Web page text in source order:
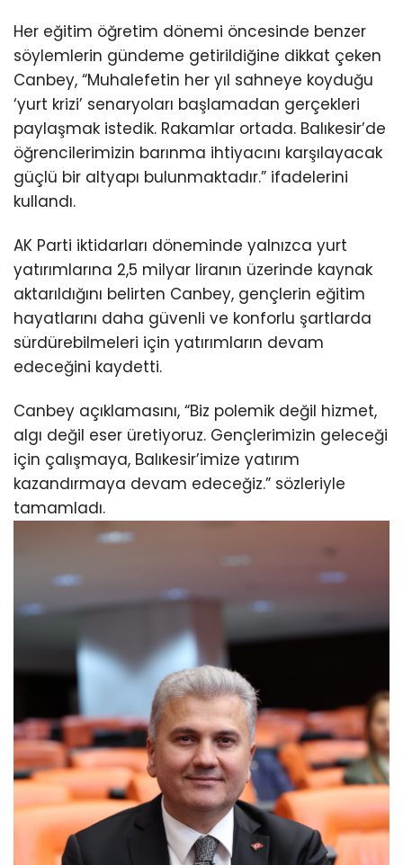
Her eğitim öğretim dönemi öncesinde benzer
söylemlerin gündeme getirildiğine dikkat çeken
Canbey, “Muhalefetin her yıl sahneye koyduğu
‘yurt krizi’ senaryoları başlamadan gerçekleri
paylaşmak istedik. Rakamlar ortada. Balıkesir’de
öğrencilerimizin barınma ihtiyacını karşılayacak
güçlü bir altyapı bulunmaktadır.” ifadelerini
kullandı.
AK Parti iktidarları döneminde yalnızca yurt
yatırımlarına 2,5 milyar liranın üzerinde kaynak
aktarıldığını belirten Canbey, gençlerin eğitim
hayatlarını daha güvenli ve konforlu şartlarda
sürdürebilmeleri için yatırımların devam
edeceğini kaydetti.
Canbey açıklamasını, “Biz polemik değil hizmet,
algı değil eser üretiyoruz. Gençlerimizin geleceği
için çalışmaya, Balıkesir’imize yatırım
kazandırmaya devam edeceğiz.” sözleriyle
tamamladı.